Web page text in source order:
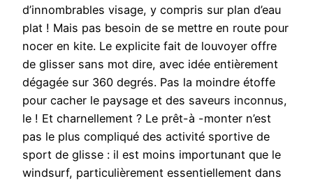
d’innombrables visage, y compris sur plan d’eau
plat ! Mais pas besoin de se mettre en route pour
nocer en kite. Le explicite fait de louvoyer offre
de glisser sans mot dire, avec idée entièrement
dégagée sur 360 degrés. Pas la moindre étoffe
pour cacher le paysage et des saveurs inconnus,
le ! Et charnellement ? Le prêt-à -monter n’est
pas le plus compliqué des activité sportive de
sport de glisse : il est moins importunant que le
windsurf, particulièrement essentiellement dans